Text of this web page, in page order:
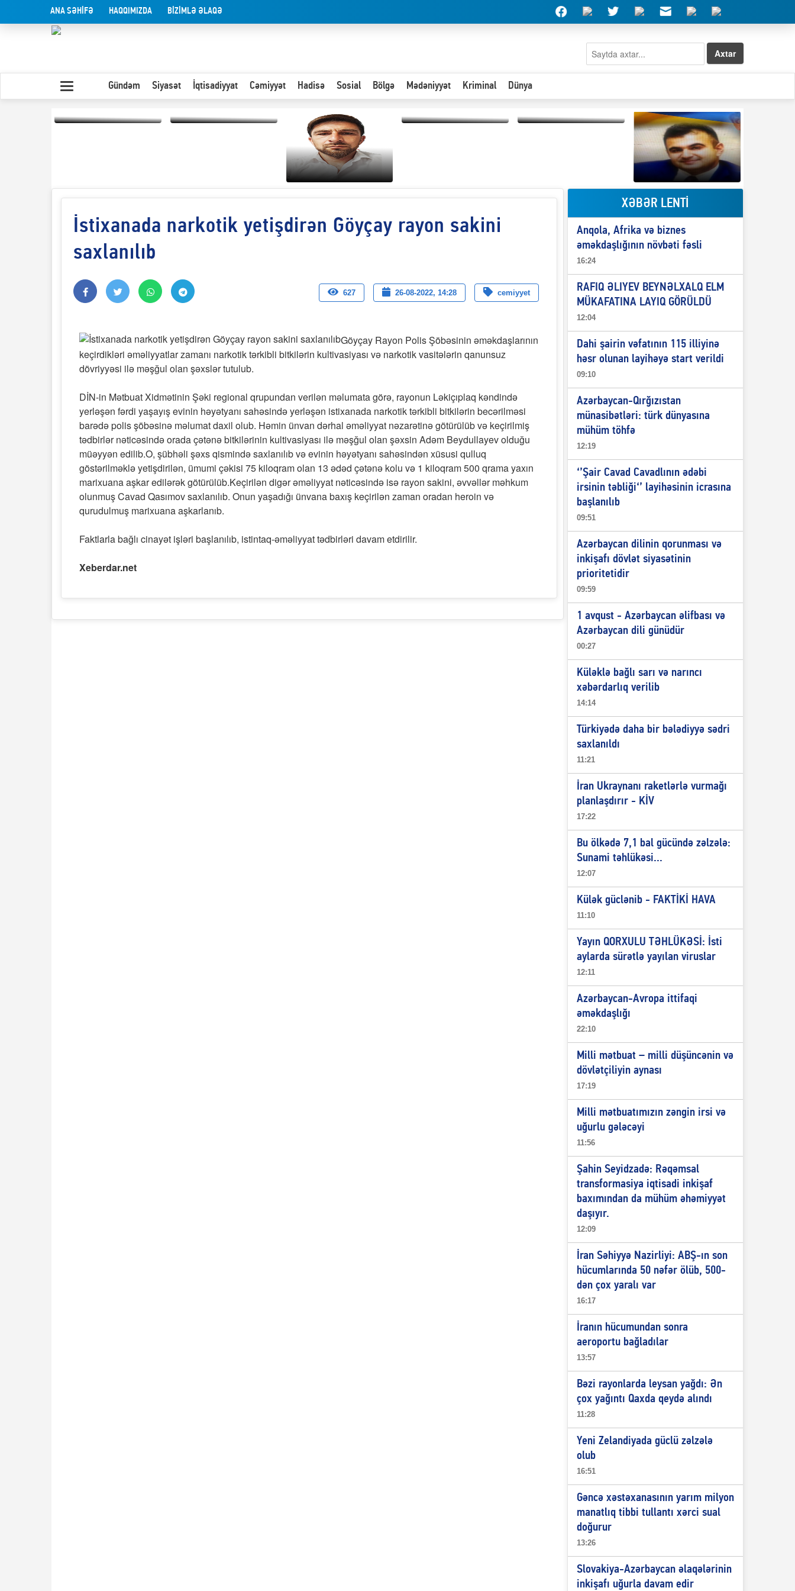
ANA SƏHİFƏ HAQQIMIZDA BİZİMLƏ ƏLAQƏ
Axtar
Gündəm Siyasət İqtisadiyyat Cəmiyyət Hadisə Sosial Bölgə Mədəniyyət Kriminal Dünya
Paytaxta giriş vizası —
"Xoş gəldin, cibində
Elşad Abdullayevin
erməniləri
maliyyələşdirən oğlu
niyə Azərbaycana
ekstradisiya olunmur?
İstixanada narkotik yetişdirən Göyçay rayon sakini
saxlanılıb
627 26-08-2022, 14:28 cemiyyet
Göyçay Rayon Polis Şöbəsinin əməkdaşlarının
keçirdikləri əməliyyatlar zamanı narkotik tərkibli bitkilərin kultivasiyası və narkotik vasitələrin qanunsuz
dövriyyəsi ilə məşğul olan şəxslər tutulub.
DİN-in Mətbuat Xidmətinin Şəki regional qrupundan verilən məlumata görə, rayonun Ləkiçıplaq kəndində
yerləşən fərdi yaşayış evinin həyətyanı sahəsində yerləşən istixanada narkotik tərkibli bitkilərin becərilməsi
barədə polis şöbəsinə məlumat daxil olub. Həmin ünvan dərhal əməliyyat nəzarətinə götürülüb və keçirilmiş
tədbirlər nəticəsində orada çətənə bitkilərinin kultivasiyası ilə məşğul olan şəxsin Adəm Beydullayev olduğu
müəyyən edilib.O, şübhəli şəxs qismində saxlanılıb və evinin həyətyanı sahəsindən xüsusi qulluq
göstərilməklə yetişdirilən, ümumi çəkisi 75 kiloqram olan 13 ədəd çətənə kolu və 1 kiloqram 500 qrama yaxın
marixuana aşkar edilərək götürülüb.Keçirilən digər əməliyyat nəticəsində isə rayon sakini, əvvəllər məhkum
olunmuş Cavad Qasımov saxlanılıb. Onun yaşadığı ünvana baxış keçirilən zaman oradan heroin və
qurudulmuş marixuana aşkarlanıb.
Faktlarla bağlı cinayət işləri başlanılıb, istintaq-əməliyyat tədbirləri davam etdirilir.
Xeberdar.net
XƏBƏR LENTİ
Anqola, Afrika və biznes
əməkdaşlığının növbəti fəsli
16:24
RAFIQ ƏLIYEV BEYNƏLXALQ ELM
MÜKAFATINA LAYIQ GÖRÜLDÜ
12:04
Dahi şairin vəfatının 115 illiyinə
həsr olunan layihəyə start verildi
09:10
Azərbaycan-Qırğızıstan
münasibətləri: türk dünyasına
mühüm töhfə
12:19
‘’Şair Cavad Cavadlının ədəbi
irsinin təbliği‘’ layihəsinin icrasına
başlanılıb
09:51
Azərbaycan dilinin qorunması və
inkişafı dövlət siyasətinin
prioritetidir
09:59
1 avqust - Azərbaycan əlifbası və
Azərbaycan dili günüdür
00:27
Küləklə bağlı sarı və narıncı
xəbərdarlıq verilib
14:14
Türkiyədə daha bir bələdiyyə sədri
saxlanıldı
11:21
İran Ukraynanı raketlərlə vurmağı
planlaşdırır - KİV
17:22
Bu ölkədə 7,1 bal gücündə zəlzələ:
Sunami təhlükəsi...
12:07
Külək güclənib - FAKTİKİ HAVA
11:10
Yayın QORXULU TƏHLÜKƏSİ: İsti
aylarda sürətlə yayılan viruslar
12:11
Azərbaycan-Avropa ittifaqi
əməkdaşlığı
22:10
Milli mətbuat – milli düşüncənin və
dövlətçiliyin aynası
17:19
Milli mətbuatımızın zəngin irsi və
uğurlu gələcəyi
11:56
Şahin Seyidzadə: Rəqəmsal
transformasiya iqtisadi inkişaf
baxımından da mühüm əhəmiyyət
daşıyır.
12:09
İran Səhiyyə Nazirliyi: ABŞ-ın son
hücumlarında 50 nəfər ölüb, 500-
dən çox yaralı var
16:17
İranın hücumundan sonra
aeroportu bağladılar
13:57
Bəzi rayonlarda leysan yağdı: Ən
çox yağıntı Qaxda qeydə alındı
11:28
Yeni Zelandiyada güclü zəlzələ
olub
16:51
Gəncə xəstəxanasının yarım milyon
manatlıq tibbi tullantı xərci sual
doğurur
13:26
Slovakiya-Azərbaycan əlaqələrinin
inkişafı uğurla davam edir